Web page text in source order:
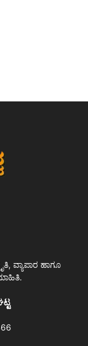
ವ್ಯಾಪಾರ ಹಾಗೂ